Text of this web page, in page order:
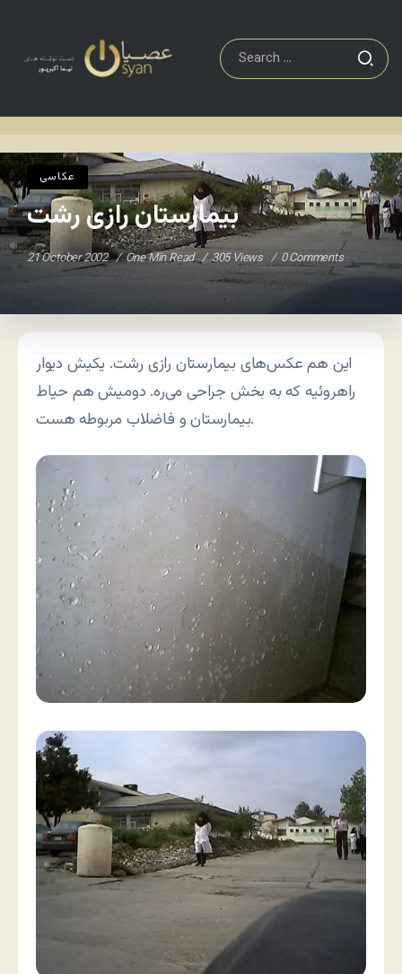
عکاسی
بیمارستان رازی رشت
21 October 2002 One Min Read 305 Views 0 Comments
این هم عکس‌های بیمارستان رازی رشت. یکیش دیوار
راهروئیه که به بخش جراحی می‌ره. دومیش هم حیاط
بیمارستان و فاضلاب مربوطه هست.